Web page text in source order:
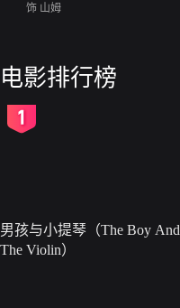
饰 山姆
电影排行榜
男孩与小提琴（The Boy And
The Violin）